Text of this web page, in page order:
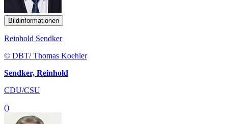
Bildinformationen
Reinhold Sendker
© DBT/ Thomas Koehler
Sendker, Reinhold
CDU/CSU
()